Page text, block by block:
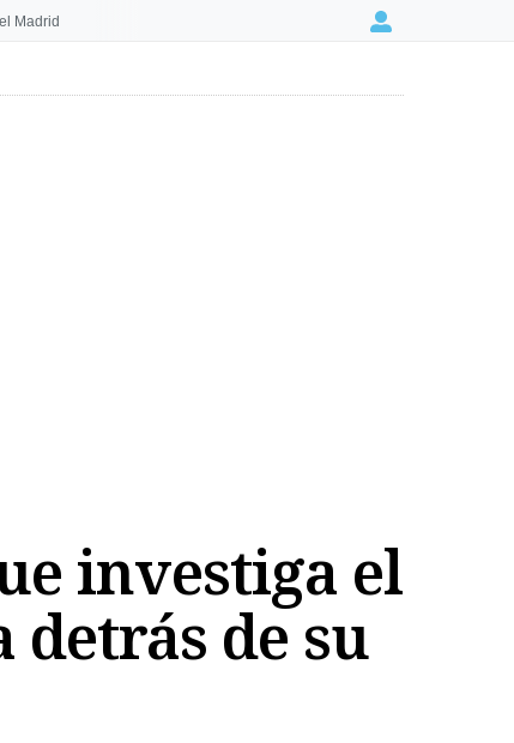
Madrid Login
investiga el
detrás de su